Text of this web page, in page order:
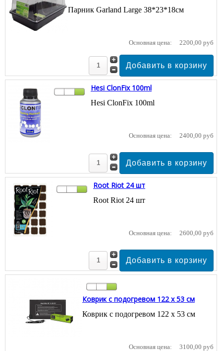
Парник Garland Large 38*23*18см
Основная цена: 2200,00 руб
Hesi ClonFix 100ml
Hesi ClonFix 100ml
Основная цена: 2400,00 руб
Root Riot 24 шт
Root Riot 24 шт
Основная цена: 2600,00 руб
Коврик с подогревом 122 x 53 см
Коврик с подогревом 122 x 53 см
Основная цена: 3100,00 руб